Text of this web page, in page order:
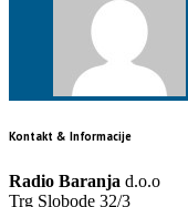
Kontakt & Informacije
Radio Baranja d.o.o
Trg Slobode 32/3